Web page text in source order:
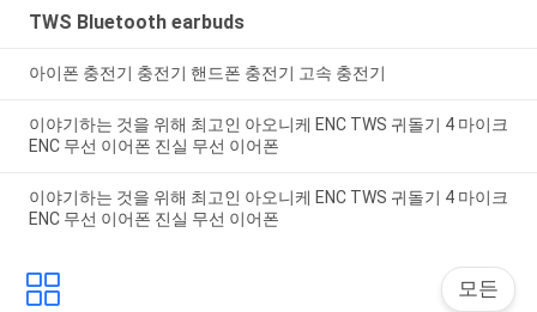
TWS Bluetooth earbuds
아이폰 충전기 충전기 핸드폰 충전기 고속 충전기
이야기하는 것을 위해 최고인 아오니케 ENC TWS 귀돌기 4 마이크
ENC 무선 이어폰 진실 무선 이어폰
이야기하는 것을 위해 최고인 아오니케 ENC TWS 귀돌기 4 마이크
ENC 무선 이어폰 진실 무선 이어폰
모든